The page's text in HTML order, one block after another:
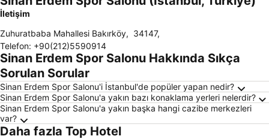
İletişim
Zuhuratbaba Mahallesi Bakırköy, 34147,
Telefon: +90(212)5590914
Sinan Erdem Spor Salonu Hakkında Sıkça
Sorulan Sorular
Sinan Erdem Spor Salonu'i İstanbul'de popüler yapan nedir?
Sinan Erdem Spor Salonu'a yakın bazı konaklama yerleri nelerdir?
Sinan Erdem Spor Salonu'a yakın başka hangi cazibe merkezleri
var?
Daha fazla Top Hotel